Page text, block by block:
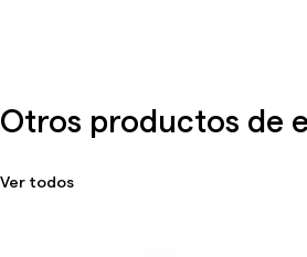
Otros productos de
Ver todos